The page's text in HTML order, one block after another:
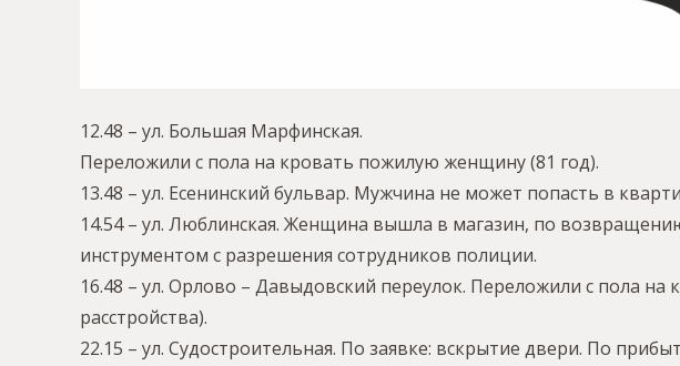
12.48 – ул. Большая Марфинская.
Переложили с пола на кровать пожилую женщину (81 год).
13.48 – ул. Есенинский бульвар. Мужчина не может попасть в
14.54 – ул. Люблинская. Женщина вышла в магазин, по
инструментом с разрешения сотрудников полиции.
16.48 – ул. Орлово – Давыдовский переулок. Переложили с пола
расстройства).
22.15 – ул. Судостроительная. По заявке: вскрытие двери. По